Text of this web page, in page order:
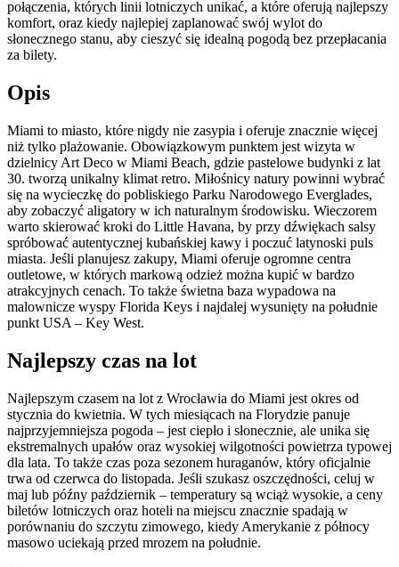
połączenia, których linii lotniczych unikać, a które oferują najlepszy
komfort, oraz kiedy najlepiej zaplanować swój wylot do
słonecznego stanu, aby cieszyć się idealną pogodą bez przepłacania
za bilety.
Opis
Miami to miasto, które nigdy nie zasypia i oferuje znacznie więcej
niż tylko plażowanie. Obowiązkowym punktem jest wizyta w
dzielnicy Art Deco w Miami Beach, gdzie pastelowe budynki z lat
30. tworzą unikalny klimat retro. Miłośnicy natury powinni wybrać
się na wycieczkę do pobliskiego Parku Narodowego Everglades,
aby zobaczyć aligatory w ich naturalnym środowisku. Wieczorem
warto skierować kroki do Little Havana, by przy dźwiękach salsy
spróbować autentycznej kubańskiej kawy i poczuć latynoski puls
miasta. Jeśli planujesz zakupy, Miami oferuje ogromne centra
outletowe, w których markową odzież można kupić w bardzo
atrakcyjnych cenach. To także świetna baza wypadowa na
malownicze wyspy Florida Keys i najdalej wysunięty na południe
punkt USA – Key West.
Najlepszy czas na lot
Najlepszym czasem na lot z Wrocławia do Miami jest okres od
stycznia do kwietnia. W tych miesiącach na Florydzie panuje
najprzyjemniejsza pogoda – jest ciepło i słonecznie, ale unika się
ekstremalnych upałów oraz wysokiej wilgotności powietrza typowej
dla lata. To także czas poza sezonem huraganów, który oficjalnie
trwa od czerwca do listopada. Jeśli szukasz oszczędności, celuj w
maj lub późny październik – temperatury są wciąż wysokie, a ceny
biletów lotniczych oraz hoteli na miejscu znacznie spadają w
porównaniu do szczytu zimowego, kiedy Amerykanie z północy
masowo uciekają przed mrozem na południe.